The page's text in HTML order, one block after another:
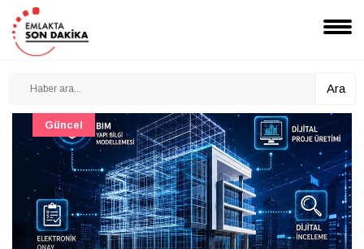
Ara
Güncel